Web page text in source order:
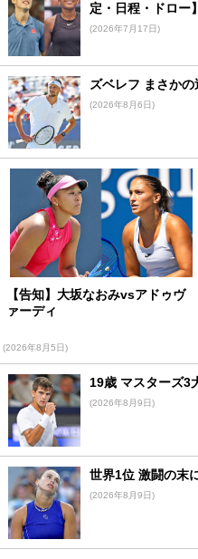
定・日程・ドロー】
(2026年7月17日)
ズベレフ まさか
(2026年8月6日)
【告知】大坂なおみvsアドゥヴ
ァーディ
(2026年8月5日)
19歳 マスターズ3
(2026年8月9日)
世界1位 激闘の末
(2026年8月9日)